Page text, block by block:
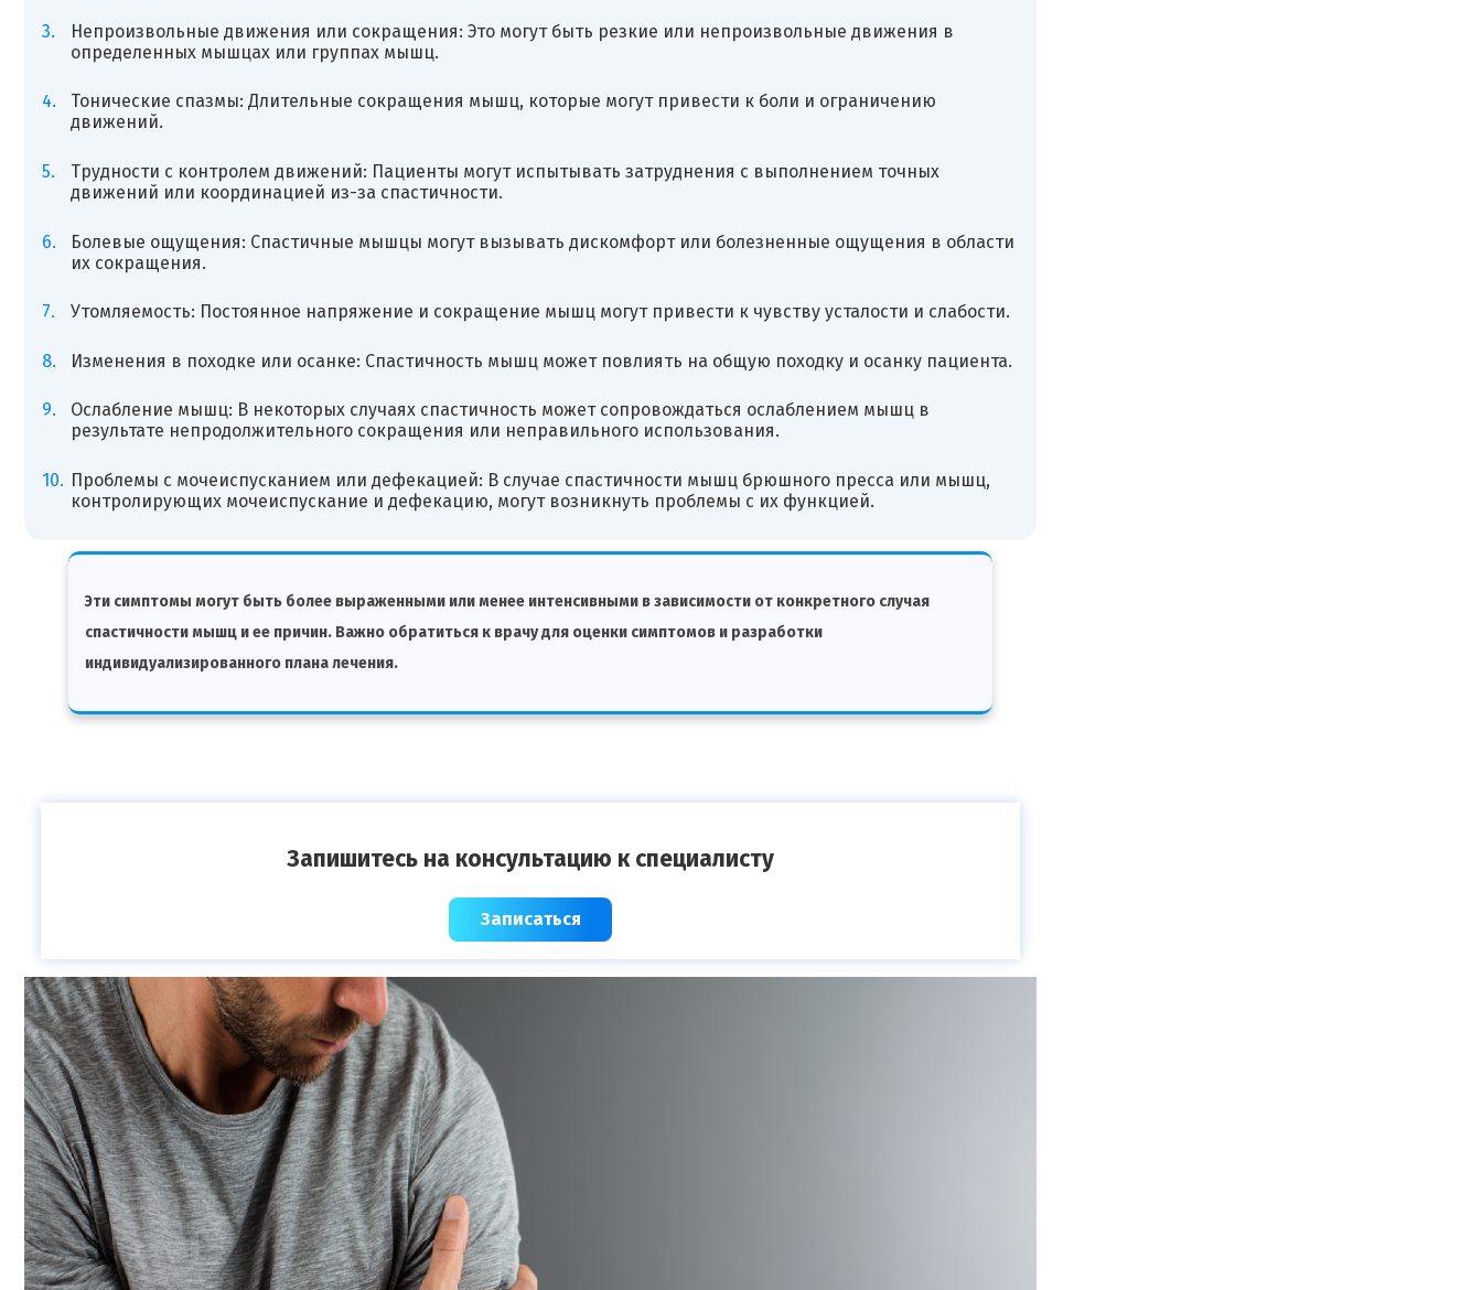
Непроизвольные движения или сокращения: Это могут быть резкие или непроизвольные движения в
определенных мышцах или группах мышц.
Тонические спазмы: Длительные сокращения мышц, которые могут привести к боли и ограничению
движений.
Трудности с контролем движений: Пациенты могут испытывать затруднения с выполнением точных
движений или координацией из-за спастичности.
Болевые ощущения: Спастичные мышцы могут вызывать дискомфорт или болезненные ощущения в области
их сокращения.
Утомляемость: Постоянное напряжение и сокращение мышц могут привести к чувству усталости и слабости.
Изменения в походке или осанке: Спастичность мышц может повлиять на общую походку и осанку пациента.
Ослабление мышц: В некоторых случаях спастичность может сопровождаться ослаблением мышц в
результате непродолжительного сокращения или неправильного использования.
Проблемы с мочеиспусканием или дефекацией: В случае спастичности мышц брюшного пресса или мышц,
контролирующих мочеиспускание и дефекацию, могут возникнуть проблемы с их функцией.
Эти симптомы могут быть более выраженными или менее интенсивными в зависимости от конкретного случая
спастичности мышц и ее причин. Важно обратиться к врачу для оценки симптомов и разработки
индивидуализированного плана лечения.
Запишитесь на консультацию к специалисту
Записаться